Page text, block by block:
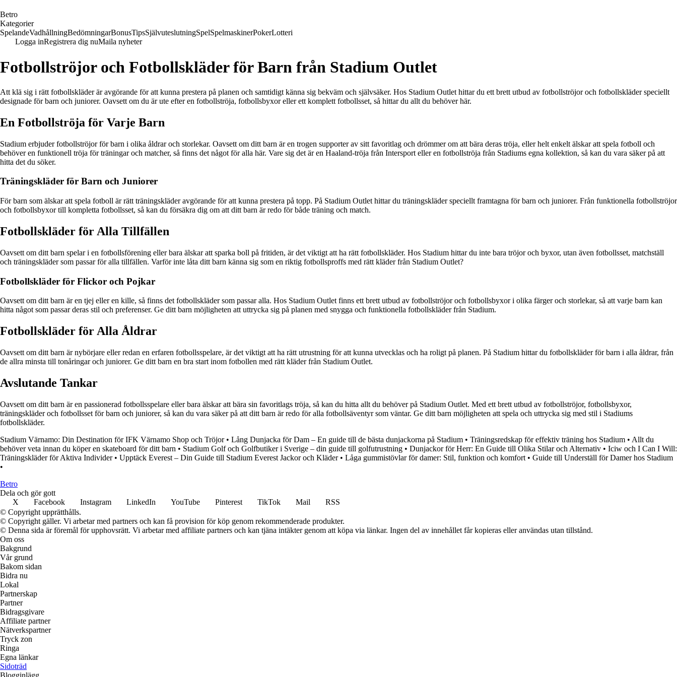
Betro
Kategorier
SpelandeVadhållningBedömningarBonusTipsSjälvuteslutningSpelSpelmaskinerPokerLotteri
Logga inRegistrera dig nuMaila nyheter
Fotbollströjor och Fotbollskläder för Barn från Stadium Outlet
Att klä sig i rätt fotbollskläder är avgörande för att kunna prestera på planen och samtidigt känna sig bekväm och självsäker. Hos Stadium Outlet hittar du ett brett utbud av fotbollströjor och fotbollskläder speciellt
designade för barn och juniorer. Oavsett om du är ute efter en fotbollströja, fotbollsbyxor eller ett komplett fotbollsset, så hittar du allt du behöver här.
En Fotbollströja för Varje Barn
Stadium erbjuder fotbollströjor för barn i olika åldrar och storlekar. Oavsett om ditt barn är en trogen supporter av sitt favoritlag och drömmer om att bära deras tröja, eller helt enkelt älskar att spela fotboll och
behöver en funktionell tröja för träningar och matcher, så finns det något för alla här. Vare sig det är en Haaland-tröja från Intersport eller en fotbollströja från Stadiums egna kollektion, så kan du vara säker på att
hitta det du söker.
Träningskläder för Barn och Juniorer
För barn som älskar att spela fotboll är rätt träningskläder avgörande för att kunna prestera på topp. På Stadium Outlet hittar du träningskläder speciellt framtagna för barn och juniorer. Från funktionella fotbollströjor
och fotbollsbyxor till kompletta fotbollsset, så kan du försäkra dig om att ditt barn är redo för både träning och match.
Fotbollskläder för Alla Tillfällen
Oavsett om ditt barn spelar i en fotbollsförening eller bara älskar att sparka boll på fritiden, är det viktigt att ha rätt fotbollskläder. Hos Stadium hittar du inte bara tröjor och byxor, utan även fotbollsset, matchställ
och träningskläder som passar för alla tillfällen. Varför inte låta ditt barn känna sig som en riktig fotbollsproffs med rätt kläder från Stadium Outlet?
Fotbollskläder för Flickor och Pojkar
Oavsett om ditt barn är en tjej eller en kille, så finns det fotbollskläder som passar alla. Hos Stadium Outlet finns ett brett utbud av fotbollströjor och fotbollsbyxor i olika färger och storlekar, så att varje barn kan
hitta något som passar deras stil och preferenser. Ge ditt barn möjligheten att uttrycka sig på planen med snygga och funktionella fotbollskläder från Stadium.
Fotbollskläder för Alla Åldrar
Oavsett om ditt barn är nybörjare eller redan en erfaren fotbollsspelare, är det viktigt att ha rätt utrustning för att kunna utvecklas och ha roligt på planen. På Stadium hittar du fotbollskläder för barn i alla åldrar, från
de allra minsta till tonåringar och juniorer. Ge ditt barn en bra start inom fotbollen med rätt kläder från Stadium Outlet.
Avslutande Tankar
Oavsett om ditt barn är en passionerad fotbollsspelare eller bara älskar att bära sin favoritlags tröja, så kan du hitta allt du behöver på Stadium Outlet. Med ett brett utbud av fotbollströjor, fotbollsbyxor,
träningskläder och fotbollsset för barn och juniorer, så kan du vara säker på att ditt barn är redo för alla fotbollsäventyr som väntar. Ge ditt barn möjligheten att spela och uttrycka sig med stil i Stadiums
fotbollskläder.
Stadium Värnamo: Din Destination för IFK Värnamo Shop och Tröjor• Lång Dunjacka för Dam – En guide till de bästa dunjackorna på Stadium • Träningsredskap för effektiv träning hos Stadium • Allt du
behöver veta innan du köper en skateboard för ditt barn • Stadium Golf och Golfbutiker i Sverige – din guide till golfutrustning • Dunjackor för Herr: En Guide till Olika Stilar och Alternativ • Iciw och I Can I Will:
Träningskläder för Aktiva Individer• Upptäck Everest – Din Guide till Stadium Everest Jackor och Kläder• Låga gummistövlar för damer: Stil, funktion och komfort • Guide till Underställ för Damer hos Stadium
•
Betro
Dela och gör gott
X
Facebook Instagram LinkedIn YouTube Pinterest TikTok Mail
RSS
© Copyright upprätthålls.
© Copyright gäller. Vi arbetar med partners och kan få provision för köp genom rekommenderade produkter.
© Denna sida är föremål för upphovsrätt. Vi arbetar med affiliate partners och kan tjäna intäkter genom att köpa via länkar. Ingen del av innehållet får kopieras eller användas utan tillstånd.
Om oss
Bakgrund
Vår grund
Bakom sidan
Bidra nu
Lokal
Partnerskap
Partner
Bidragsgivare
Affiliate partner
Nätverkspartner
Tryck zon
Ringa
Egna länkar
Sidoträd
Blogginlägg